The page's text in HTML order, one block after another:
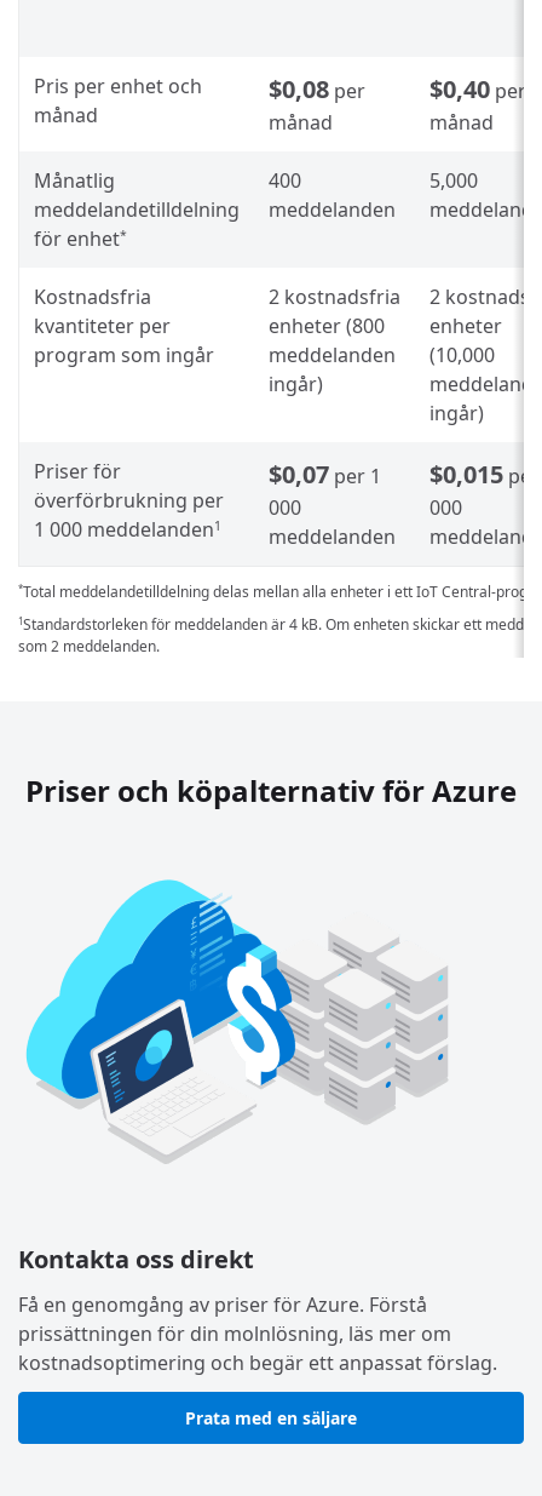
Pris per enhet och
månad
$0,08 per
månad
$0,40 per
månad
Månatlig
meddelandetilldelning
för enhet*
400
meddelanden
5,000
Kostnadsfria
kvantiteter per
program som ingår
2 kostnadsfria
enheter (800
meddelanden
ingår)
2
enheter
(10,000
ingår)
Priser för
överförbrukning per
1 000 meddelanden1
$0,07 per 1
000
meddelanden
$0,015
000
*Total meddelandetilldelning delas mellan alla enheter i ett IoT Central-
1 Standardstorleken för meddelanden är 4 kB. Om enheten skickar ett
som 2 meddelanden.
Priser och köpalternativ för Azure
Kontakta oss direkt
Få en genomgång av priser för Azure. Förstå
prissättningen för din molnlösning, läs mer om
kostnadsoptimering och begär ett anpassat förslag.
Prata med en säljare